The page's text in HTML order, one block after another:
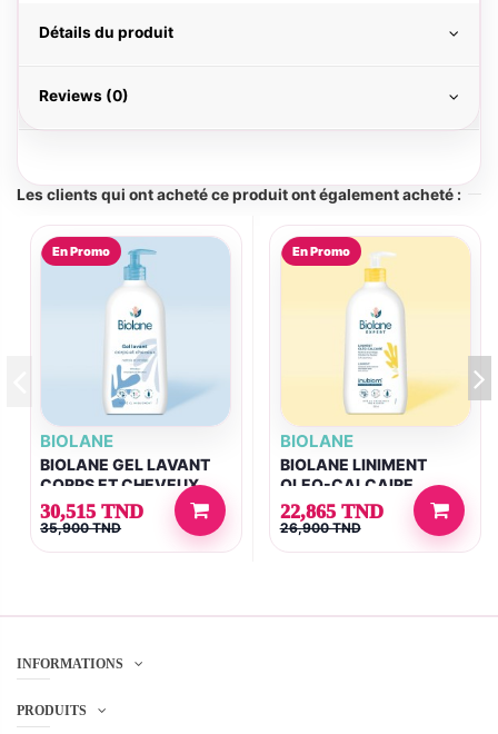
Détails du produit
Reviews (0)
Les clients qui ont acheté ce produit ont également acheté :
En Promo
BIOLANE
BIOLANE GEL LAVANT
CORPS ET CHEVEUX
2EN1 750ML
30,515 TND
35,900 TND
En Promo
BIOLANE
BIOLANE LINIMENT
OLEO-CALCAIRE
300ML
22,865 TND
26,900 TND
INFORMATIONS
PRODUITS